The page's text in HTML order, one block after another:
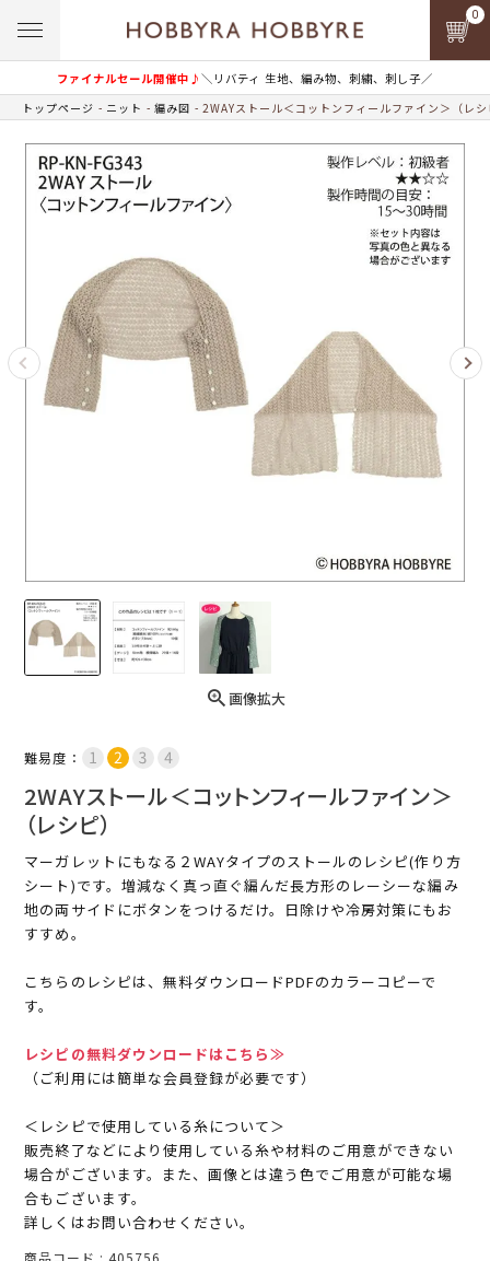
ファイナルセール開催中♪＼リバティ 生地、編み物、刺繍、刺し子／
0
トップページ ニット 編み図 2WAYストール＜コットンフィールファイン＞（レ
画像拡大
難易度：
2WAYストール＜コットンフィールファイン＞
（レシピ）
マーガレットにもなる２WAYタイプのストールのレシピ(作り方
シート)です。増減なく真っ直ぐ編んだ長方形のレーシーな編み
地の両サイドにボタンをつけるだけ。日除けや冷房対策にもお
すすめ。
こちらのレシピは、無料ダウンロードPDFのカラーコピーで
す。
レシピの無料ダウンロードはこちら≫
（ご利用には簡単な会員登録が必要です）
＜レシピで使用している糸について＞
販売終了などにより使用している糸や材料のご用意ができない
場合がございます。また、画像とは違う色でご用意が可能な場
合もございます。
詳しくはお問い合わせください。